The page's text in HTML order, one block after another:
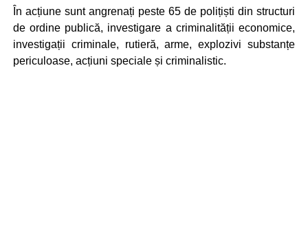
În acțiune sunt angrenați peste 65 de polițiști din structuri
de ordine publică, investigare a criminalității economice,
investigații criminale, rutieră, arme, explozivi substanțe
periculoase, acțiuni speciale și criminalistic.